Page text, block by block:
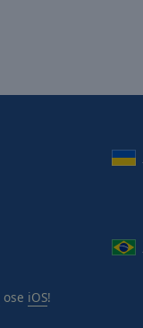
ose iOS!